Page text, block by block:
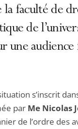
la faculté de
de
une
s’inscrit
par Me Nicolas
de l’ordre des